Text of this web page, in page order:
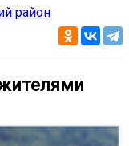
район